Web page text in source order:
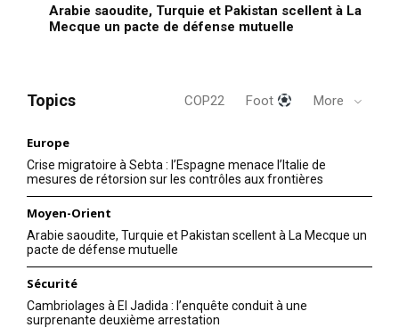
Arabie saoudite, Turquie et Pakistan scellent à La
Mecque un pacte de défense mutuelle
Topics COP22 Foot More
Europe
Crise migratoire à Sebta : l’Espagne menace l’Italie de
mesures de rétorsion sur les contrôles aux frontières
Moyen-Orient
Arabie saoudite, Turquie et Pakistan scellent à La Mecque un
pacte de défense mutuelle
Sécurité
Cambriolages à El Jadida : l’enquête conduit à une
surprenante deuxième arrestation